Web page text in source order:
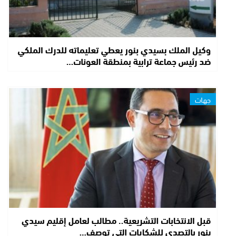
وكيل الملك بسيدي بنور يعطي تعليماته للدرك الملكي
ضد رئيس جماعة ترابية بمنطقة العونات…
جهات
قبل الانتخابات التشريعية.. مطالب لعامل إقليم سيدي
بنور بالتصدي للشكايات التي توصف…